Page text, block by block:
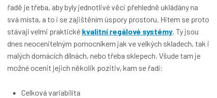
řadě je třeba, aby byly jednotlivé věci přehledně ukládány na
svá místa, a to i se zajištěním úspory prostoru. Hitem se proto
stávají velmi praktické kvalitní regálové systémy. Ty jsou
dnes neocenitelným pomocníkem jak ve velkých skladech, tak i
malých domácích dílnách, nebo třeba sklepech. Všude tam je
možné ocenit jejich několik pozitiv, kam se řadí:
Celková variabilita